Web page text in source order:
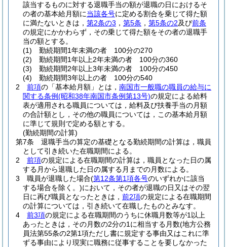
該当するものに対する退職手当の額が退職の日におけるそ
の者の基本給月額に当該各号に定める割合を乗じて得た額
に満たないときは， 第2条の3 ， 第5条 ， 第5条の2及び前条
の規定にかかわらず，その乗じて得た額をその者の退職手
当の額とする。
(1)
勤続期間1年未満の者 100分の270
(2)
勤続期間1年以上2年未満の者 100分の360
(3)
勤続期間2年以上3年未満の者 100分の450
(4)
勤続期間3年以上の者 100分の540
2
前項の「基本給月額」とは， 南国市一般職の職員の給与に
関する条例(昭和38年南国市条例第13号)の規定による給料
表が適用される職員については，給料及び扶養手当の月額
の合計額とし，その他の職員については，この基本給月額
に準じて規則で定める額とする。
(勤続期間の計算)
第7条
退職手当の算定の基礎となる勤続期間の計算は，職員
として引き続いた在職期間による。
2
前項の規定による在職期間の計算は，職員となった日の属
する月から退職した日の属する月までの月数による。
3
職員が退職した場合(第12条第1項各号のいずれかに該当
する場合を除く。)において，その者が退職の日又はその翌
日に再び職員となったときは， 前2項の規定による在職期間
の計算については，引き続いて在職したものとみなす。
4
前3項の規定による在職期間のうちに休職月数等が1以上
あったときは，その月数の2分の1に相当する月数(地方公務
員法第55条の2第1項ただし書に規定する事由又はこれに準
ずる事由により現実に職務に従事することを要しなかった